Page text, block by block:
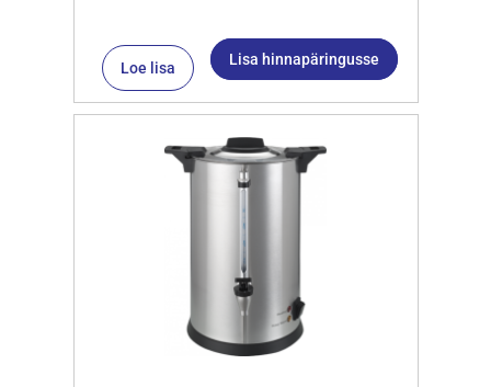
Loe lisa Lisa hinnapäringusse